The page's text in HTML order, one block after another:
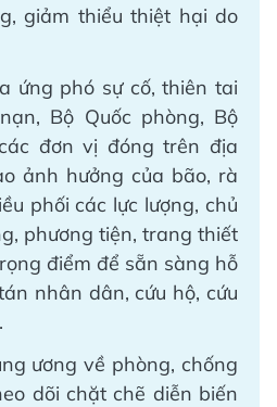
giảm thiểu thiệt hại do
ứng phó sự cố, thiên tai
Bộ Quốc phòng, Bộ
đơn vị đóng trên địa
ảnh hưởng của bão, rà
phối các lực lượng, chủ
phương tiện, trang thiết
điểm để sẵn sàng hỗ
nhân dân, cứu hộ, cứu
ương về phòng, chống
dõi chặt chẽ diễn biến